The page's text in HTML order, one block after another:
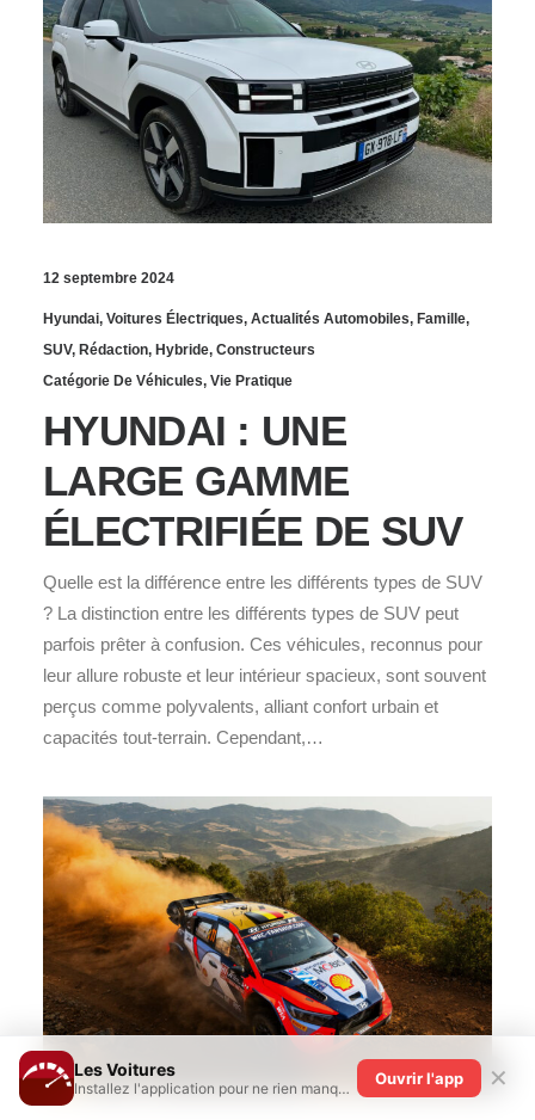
12 septembre 2024
Hyundai, Voitures Électriques, Actualités Automobiles, Famille,
SUV, Rédaction, Hybride, Constructeurs
Catégorie De Véhicules, Vie Pratique
HYUNDAI : UNE
LARGE GAMME
ÉLECTRIFIÉE DE SUV
Quelle est la différence entre les différents types de SUV
? La distinction entre les différents types de SUV peut
parfois prêter à confusion. Ces véhicules, reconnus pour
leur allure robuste et leur intérieur spacieux, sont souvent
perçus comme polyvalents, alliant confort urbain et
capacités tout-terrain. Cependant,…
Les Voitures
Installez l'application pour ne rien manquer !
Ouvrir l'app ✕